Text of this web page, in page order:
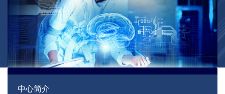
中心简介